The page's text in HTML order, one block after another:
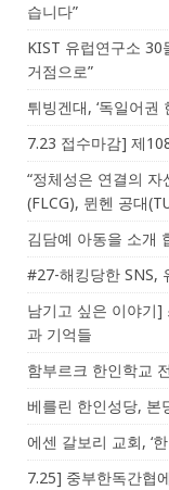
습니다”
KIST 유럽연구소 30
거점으로”
튀빙겐대, ‘독일어권
7.23 접수마감] 제
“정체성은 연결의
(FLCG), 뮌헨 공대
김담예 아동을 소개
#27-해킹당한 SNS,
남기고 싶은 이야기]
과 기억들
함부르크 한인학교
베를린 한인성당, 본
에센 갈보리 교회, ‘
7.25] 중부한독간협